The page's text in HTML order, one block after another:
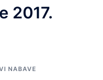
2017.
NABAVE